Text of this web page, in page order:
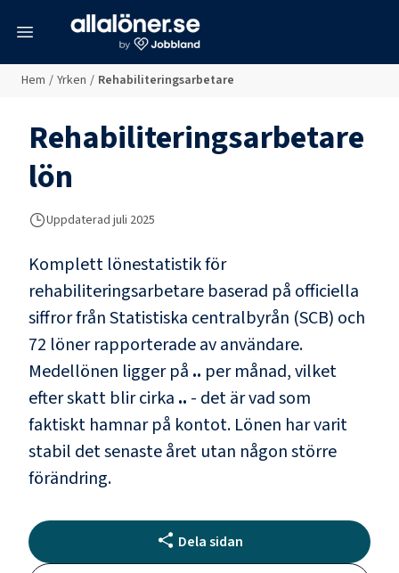
Hem / Yrken / Rehabiliteringsarbetare
Rehabiliteringsarbetare
lön
Uppdaterad juli 2025
Komplett lönestatistik för
rehabiliteringsarbetare baserad på officiella
siffror från Statistiska centralbyrån (SCB) och
72 löner rapporterade av användare.
Medellönen ligger på .. per månad, vilket
efter skatt blir cirka .. - det är vad som
faktiskt hamnar på kontot. Lönen har varit
stabil det senaste året utan någon större
förändring.
Dela sidan